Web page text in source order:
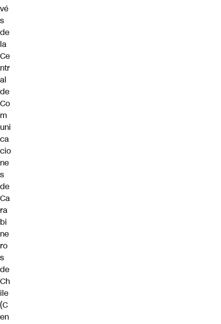
vé
s
de
la
Ce
ntr
al
de
Co
m
uni
ca
cio
ne
s
de
Ca
ra
bi
ne
ro
s
de
Ch
ile
(C
en